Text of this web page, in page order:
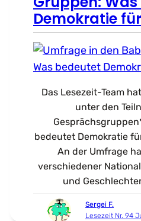
Demokratie
Das Lesezeit-Team
unter den
bedeutet Demokratie
An der Umfrage
verschiedener
und
Sergei F.
Lesezeit Nr. 94